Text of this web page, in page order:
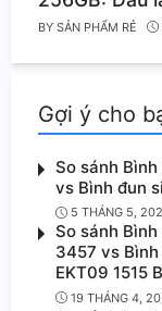
BY SẢN PHẨM RẺ
Gợi ý cho
So sánh
vs Bình đun
5 THÁNG 5,
So sánh
3457 vs
EKT09 1515
19 THÁNG 4,